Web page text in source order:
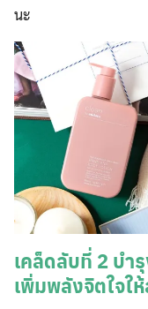
นะ
เคล็ดลับที่ 2 บำ
เพิ่มพลังจิตใจใ